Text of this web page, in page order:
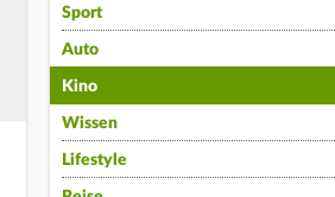
Sport
Auto
Kino
Wissen
Lifestyle